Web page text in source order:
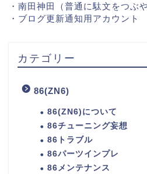
・ 南田神田（普通に駄文をつぶ
・ ブログ更新通知用アカウント
カテゴリー
86(ZN6)
86(ZN6)について
86チューニング妄想
86トラブル
86パーツインプレ
86メンテナンス